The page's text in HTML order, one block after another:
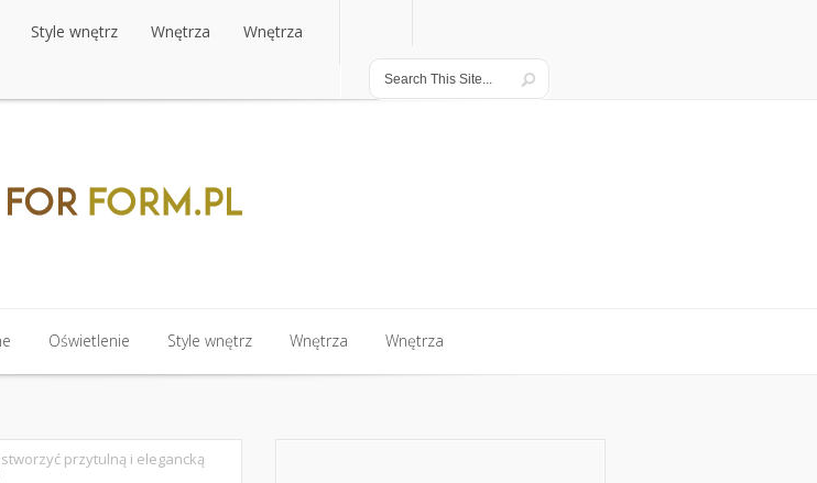
Style wnętrz
Style wnętrz
Wnętrza
Wnętrza
Wnętrza
Wnętrza
Oświetlenie Style wnętrz Wnętrza Wnętrza
przytulną i elegancką